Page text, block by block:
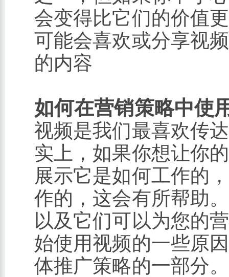
会变得比它们的价值
可能会喜欢或分享视
的内容
如何在营销策略中使
视频是我们最喜欢传
实上，如果你想让你
展示它是如何工作的
作的，这会有所帮助
以及它们可以为您的
始使用视频的一些原
体推广策略的一部分。